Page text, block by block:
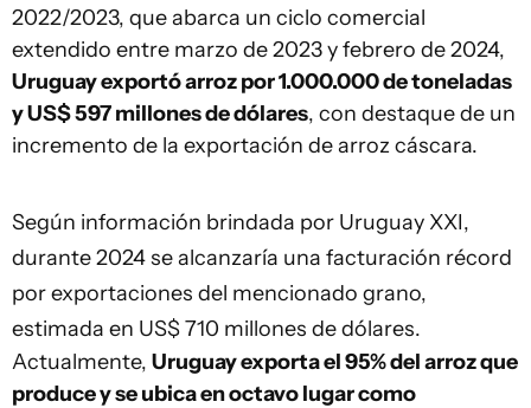
2022/2023, que abarca un ciclo comercial
extendido entre marzo de 2023 y febrero de 2024,
Uruguay exportó arroz por 1.000.000 de toneladas
y US$ 597 millones de dólares, con destaque de un
incremento de la exportación de arroz cáscara.
Según información brindada por Uruguay XXI,
durante 2024 se alcanzaría una facturación récord
por exportaciones del mencionado grano,
estimada en US$ 710 millones de dólares.
Actualmente, Uruguay exporta el 95% del arroz que
produce y se ubica en octavo lugar como